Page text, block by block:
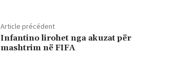
Article précédent
​Infantino lirohet nga akuzat për
mashtrim në FIFA